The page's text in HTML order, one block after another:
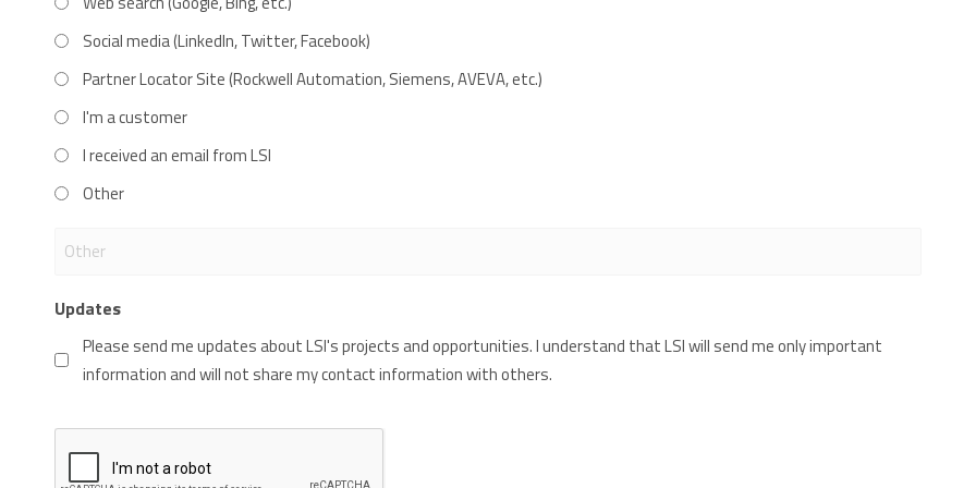
Social media (LinkedIn, Twitter, Facebook)
Partner Locator Site (Rockwell Automation, Siemens, AVEVA, etc.)
I'm a customer
I received an email from LSI
Other
Updates
Please send me updates about LSI's projects and opportunities. I understand that LSI will send me only important
information and will not share my contact information with others.